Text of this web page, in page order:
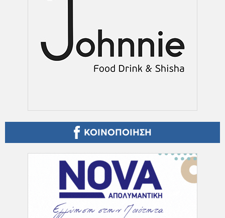
ΚΟΙΝΟΠΟΙΗΣΗ